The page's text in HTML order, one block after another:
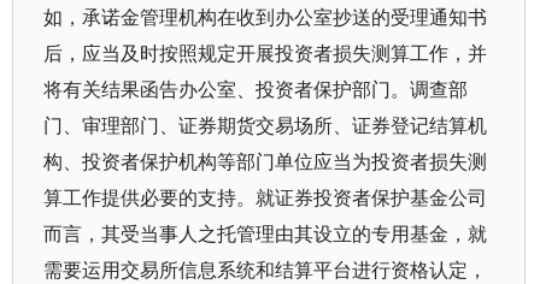
如，承诺金管理机构在收到办公室抄送的受理通知书
后，应当及时按照规定开展投资者损失测算工作，并
将有关结果函告办公室、投资者保护部门。调查部
门、审理部门、证券期货交易场所、证券登记结算机
构、投资者保护机构等部门单位应当为投资者损失测
算工作提供必要的支持。就证券投资者保护基金公司
而言，其受当事人之托管理由其设立的专用基金，就
需要运用交易所信息系统和结算平台进行资格认定，